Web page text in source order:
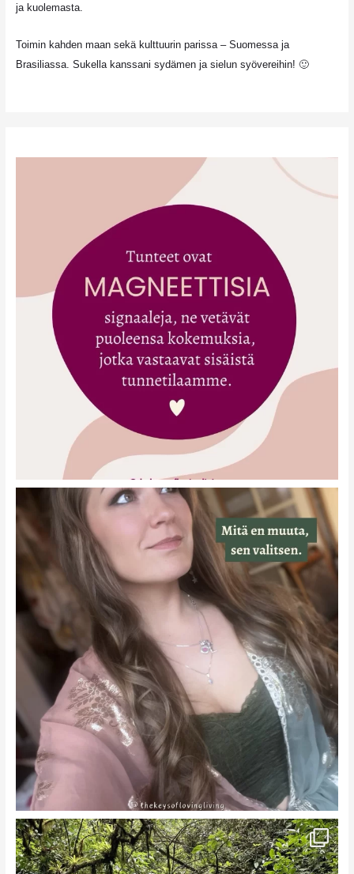
ja kuolemasta.
Toimin kahden maan sekä kulttuurin parissa – Suomessa ja
Brasiliassa. Sukella kanssani sydämen ja sielun syövereihin! 🙂